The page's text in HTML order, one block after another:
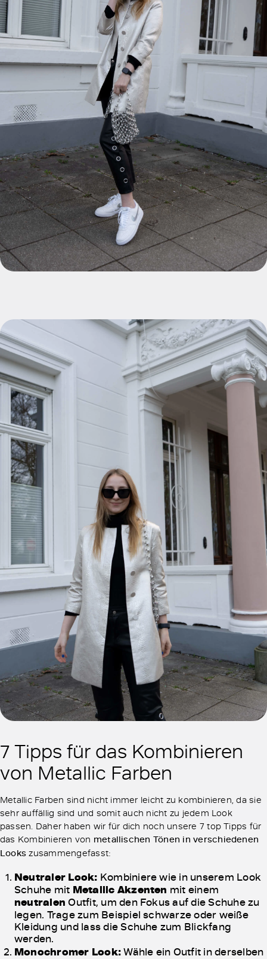
7 Tipps für das Kombinieren
von Metallic Farben
Metallic Farben sind nicht immer leicht zu kombinieren, da sie
sehr auffällig sind und somit auch nicht zu jedem Look
passen. Daher haben wir für dich noch unsere 7 top Tipps für
das Kombinieren von metallischen Tönen in verschiedenen
Looks zusammengefasst:
Neutraler Look: Kombiniere wie in unserem Look
Schuhe mit Metallic Akzenten mit einem
neutralen Outfit, um den Fokus auf die Schuhe zu
legen. Trage zum Beispiel schwarze oder weiße
Kleidung und lass die Schuhe zum Blickfang
werden.
Monochromer Look:Wähle ein Outfit in derselben